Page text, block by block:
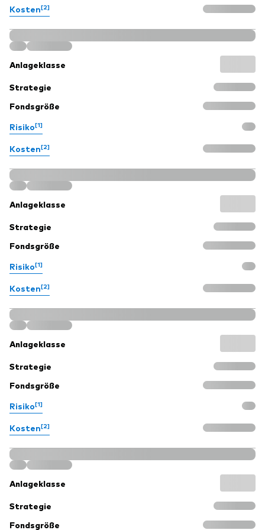
Kosten[2]
Anlageklasse
Strategie
Fondsgröße
Risiko[1]
Kosten[2]
Anlageklasse
Strategie
Fondsgröße
Risiko[1]
Kosten[2]
Anlageklasse
Strategie
Fondsgröße
Risiko[1]
Kosten[2]
Anlageklasse
Strategie
Fondsgröße